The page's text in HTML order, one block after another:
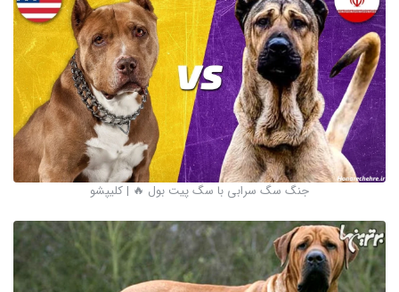
جنگ سگ سرابی با سگ پیت بول 🔥 | کلیپشو